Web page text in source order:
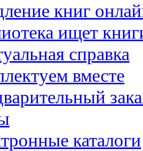
книг
ищет
справка
вместе
каталоги